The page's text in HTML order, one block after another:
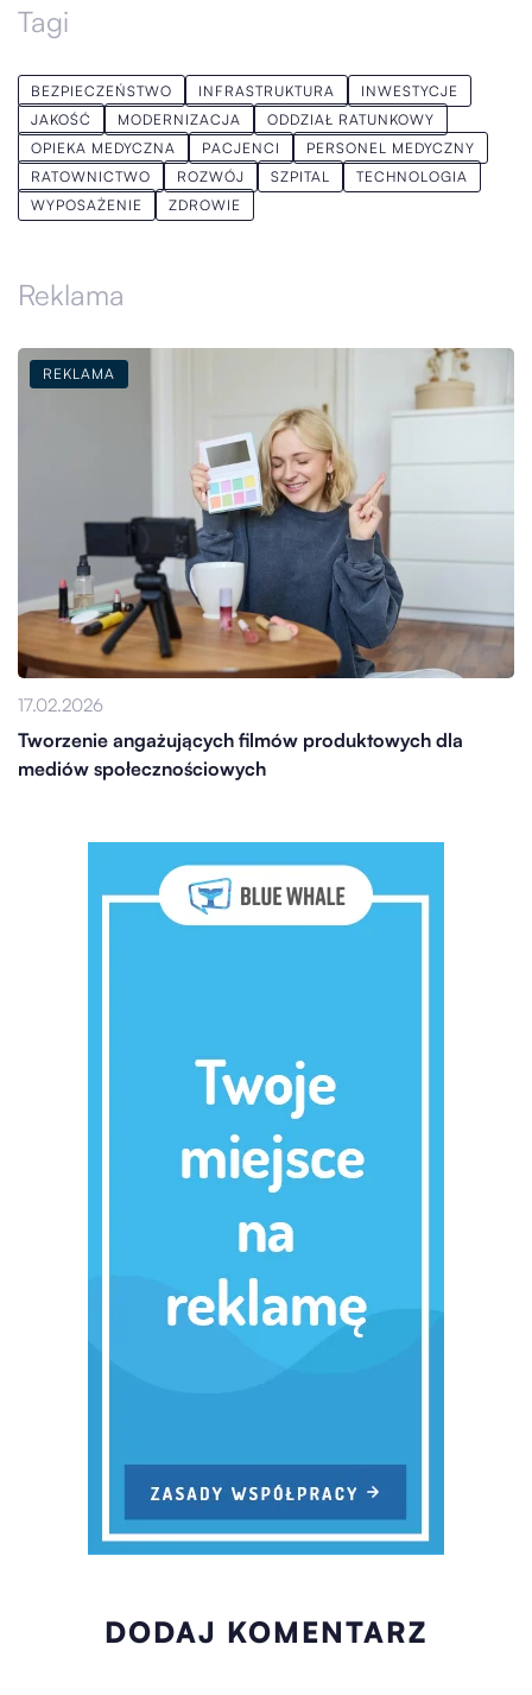
Tagi
BEZPIECZEŃSTWO INFRASTRUKTURA
INWESTYCJE
JAKOŚĆ
MODERNIZACJA
ODDZIAŁ RATUNKOWY
OPIEKA MEDYCZNA
PACJENCI
PERSONEL MEDYCZNY
RATOWNICTWO
ROZWÓJ SZPITAL
TECHNOLOGIA
WYPOSAŻENIE
ZDROWIE
Reklama
REKLAMA
17.02.2026
Tworzenie angażujących filmów produktowych dla
mediów społecznościowych
DODAJ KOMENTARZ